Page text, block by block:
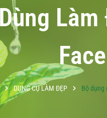
DỤNG CỤ LÀM ĐẸP Bộ dụng